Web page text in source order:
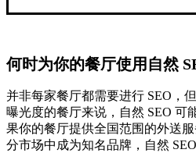
何时为你的餐厅使用自然
并非每家餐厅都需要进行 SEO，
曝光度的餐厅来说，自然 SEO 可
果你的餐厅提供全国范围的外送
分市场中成为知名品牌，自然